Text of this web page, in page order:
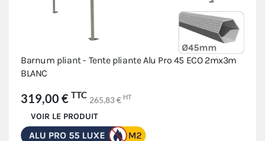
Barnum pliant - Tente pliante Alu Pro 45 ECO 2mx3m
BLANC
319,00 € TTC 265,83 € HT
VOIR LE PRODUIT